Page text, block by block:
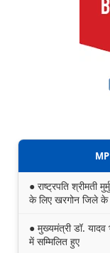
● राष्ट्रपति श्रीमती
के लिए खरगोन जिले के
● मुख्यमंत्री डॉ.
में सम्मिलित हुए